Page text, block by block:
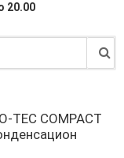
20.00
TEC COMPACT